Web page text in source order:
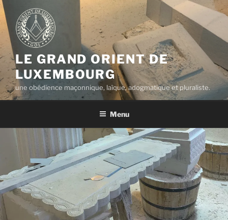
Aller
au
contenu
principal
LE GRAND ORIENT DE
LUXEMBOURG
une obédience maçonnique, laïque, adogmatique et pluraliste.
Menu